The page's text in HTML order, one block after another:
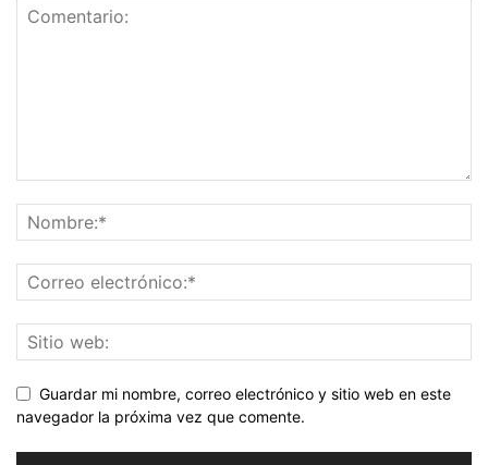
Guardar mi nombre, correo electrónico y sitio web en este
navegador la próxima vez que comente.